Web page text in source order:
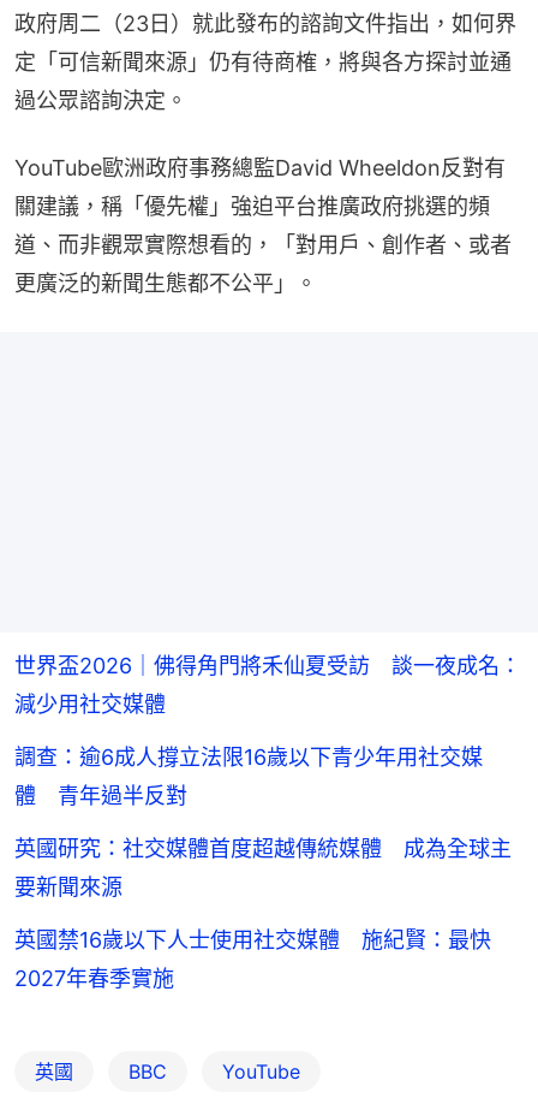
政府周二（23日）就此發布的諮詢文件指出，如何界
定「可信新聞來源」仍有待商榷，將與各方探討並通
過公眾諮詢決定。
YouTube歐洲政府事務總監David Wheeldon反對有
關建議，稱「優先權」強迫平台推廣政府挑選的頻
道、而非觀眾實際想看的，「對用戶、創作者、或者
更廣泛的新聞生態都不公平」。
世界盃2026｜佛得角門將禾仙夏受訪 談一夜成名：
減少用社交媒體
調查：逾6成人撐立法限16歲以下青少年用社交媒
體 青年過半反對
英國研究：社交媒體首度超越傳統媒體 成為全球主
要新聞來源
英國禁16歲以下人士使用社交媒體 施紀賢：最快
2027年春季實施
英國 BBC YouTube